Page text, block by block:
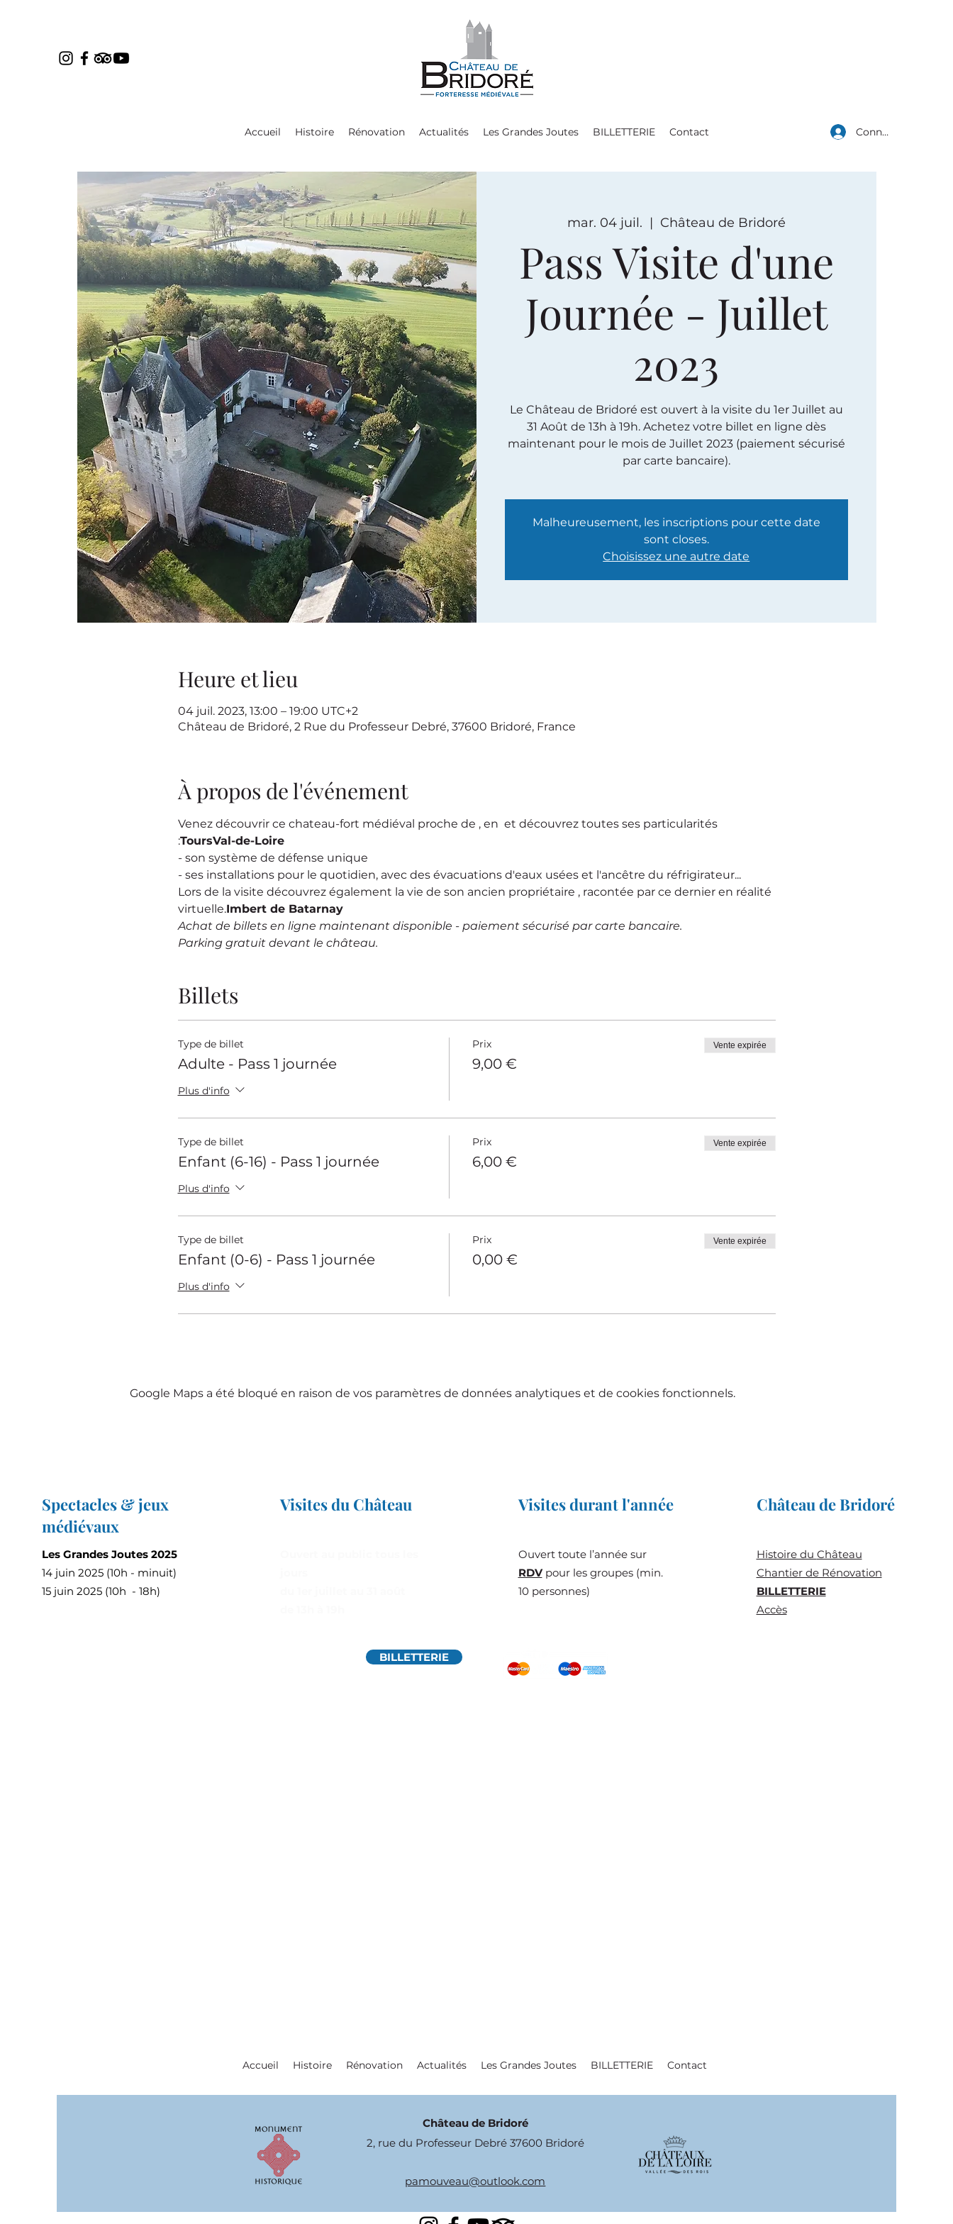
Accueil Histoire Rénovation Actualités Les Grandes Joutes BILLETTERIE Contact Connexion
mar. 04 juil.
  |
Château de Bridoré
Pass Visite d'une
Journée - Juillet
2023
Le Château de Bridoré est ouvert à la visite du 1er Juillet au
31 Août de 13h à 19h. Achetez votre billet en ligne dès
maintenant pour le mois de Juillet 2023 (paiement sécurisé
par carte bancaire).
Malheureusement, les inscriptions pour cette date
sont closes.
Choisissez une autre date
Heure et lieu
04 juil. 2023, 13:00 – 19:00 UTC+2
Château de Bridoré, 2 Rue du Professeur Debré, 37600 Bridoré, France
À propos de l'événement
Venez découvrir ce chateau-fort médiéval proche de , en et découvrez toutes ses particularités
:ToursVal-de-Loire
- son système de défense unique
- ses installations pour le quotidien, avec des évacuations d'eaux usées et l'ancêtre du réfrigirateur...
Lors de la visite découvrez également la vie de son ancien propriétaire , racontée par ce dernier en réalité
virtuelle.Imbert de Batarnay
Achat de billets en ligne maintenant disponible - paiement sécurisé par carte bancaire.
Parking gratuit devant le château.
Billets
Type de billet
Adulte - Pass 1 journée
Plus d'info
Prix
9,00 €
Vente expirée
Type de billet
Enfant (6-16) - Pass 1 journée
Plus d'info
Prix
6,00 €
Vente expirée
Type de billet
Enfant (0-6) - Pass 1 journée
Plus d'info
Prix
0,00 €
Vente expirée
Google Maps a été bloqué en raison de vos paramètres de données analytiques et de cookies fonctionnels.
Spectacles & jeux
médiévaux
Les Grandes Joutes 2025
14 juin 2025 (10h - minuit)
15 juin 2025 (10h - 18h)
Visites du Château Visites durant l'année
Ouvert toute l’année sur
RDVpour les groupes (min.
10 personnes)
Château de Bridoré
Histoire du Château
Chantier de Rénovation
BILLETTERIE
Accès
BILLETTERIE
Accueil Histoire Rénovation Actualités Les Grandes Joutes BILLETTERIE Contact
Château de Bridoré
2, rue du Professeur Debré 37600 Bridoré
pamouveau@outlook.com